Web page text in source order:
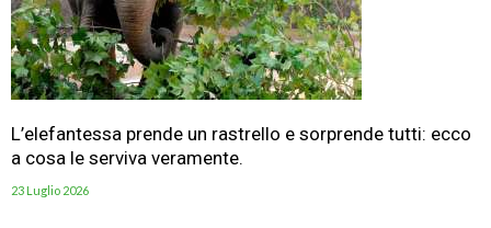
L’elefantessa prende un rastrello e sorprende tutti: ecco
a cosa le serviva veramente.
23 Luglio 2026